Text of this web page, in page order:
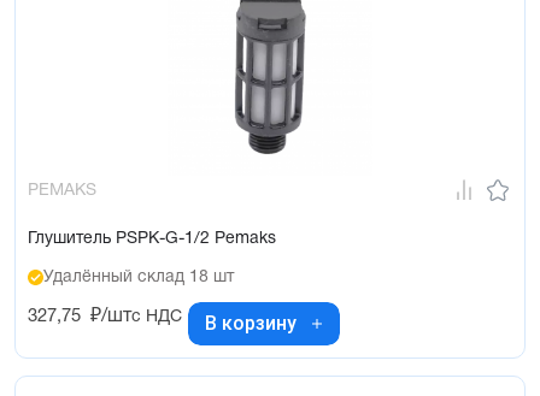
PEMAKS
Глушитель PSPK-G-1/2 Pemaks
Удалённый склад 18 шт
327,75 ₽/штс НДС В корзину